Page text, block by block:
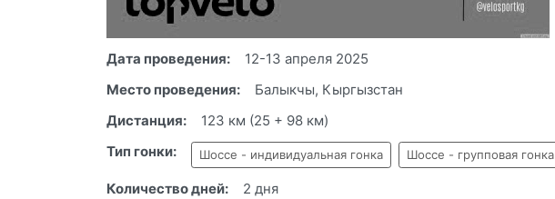
Дата проведения:
12-13 апреля 2025
Место проведения:
Балыкчы, Кыргызстан
Дистанция:
123 км (25 + 98 км)
Тип гонки:
Шоссе - индивидуальная гонка Шоссе - групповая гонка
Количество дней:
2 дня